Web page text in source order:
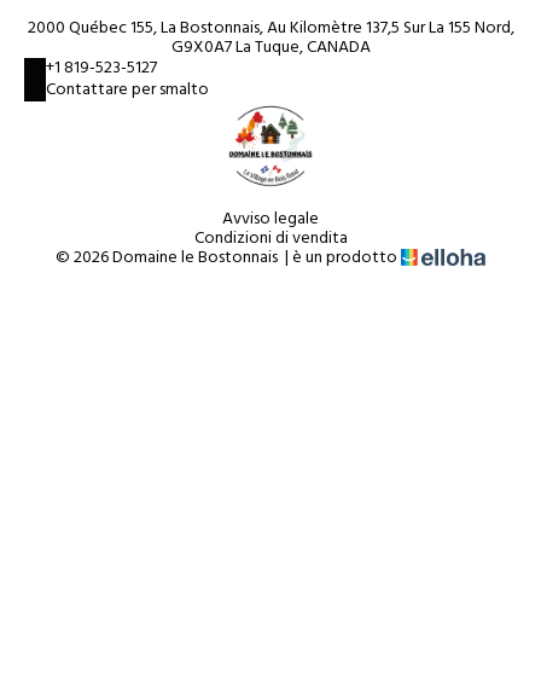
2000 Québec 155, La Bostonnais, Au Kilomètre 137,5 Sur La 155 Nord,
G9X0A7 La Tuque, CANADA
+1 819-523-5127
Contattare per smalto
Avviso legale
Condizioni di vendita
© 2026 Domaine le Bostonnais |è un prodotto